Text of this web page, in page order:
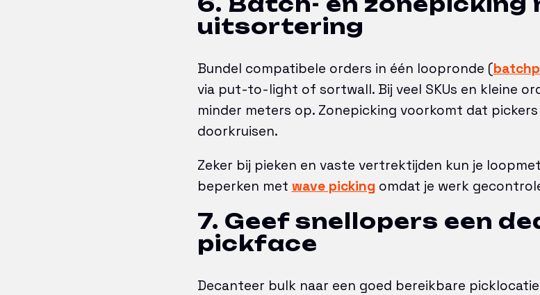
uitsortering
Bundel compatibele orders in één loopronde (
via put-to-light of sortwall. Bij veel SKUs en kleine
minder meters op. Zonepicking voorkomt dat
doorkruisen.
Zeker bij pieken en vaste vertrektijden kun je
beperken met wave picking omdat je werk
7. Geef snellopers een
pickface
Decanteer bulk naar een goed bereikbare